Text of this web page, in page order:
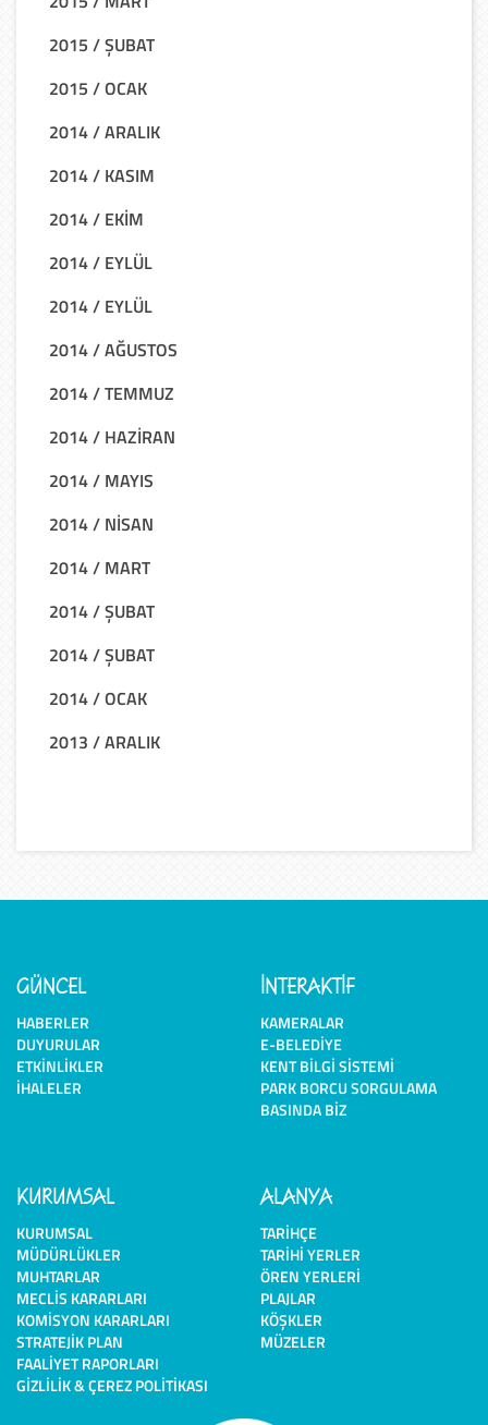
2015 / ŞUBAT
2015 / OCAK
2014 / ARALIK
2014 / KASIM
2014 / EKİM
2014 / EYLÜL
2014 / EYLÜL
2014 / AĞUSTOS
2014 / TEMMUZ
2014 / HAZİRAN
2014 / MAYIS
2014 / NİSAN
2014 / MART
2014 / ŞUBAT
2014 / ŞUBAT
2014 / OCAK
2013 / ARALIK
GÜNCEL
HABERLER
DUYURULAR
ETKINLIKLER
İHALELER
İNTERAKTİF
KAMERALAR
E-BELEDIYE
KENT BILGI SISTEMI
PARK BORCU SORGULAMA
BASINDA BIZ
KURUMSAL
KURUMSAL
MÜDÜRLÜKLER
MUHTARLAR
MECLIS KARARLARI
KOMISYON KARARLARI
STRATEJIK PLAN
FAALIYET RAPORLARI
GIZLILIK & ÇEREZ POLITIKASI
ALANYA
TARIHÇE
TARIHI YERLER
ÖREN YERLERI
PLAJLAR
KÖŞKLER
MÜZELER